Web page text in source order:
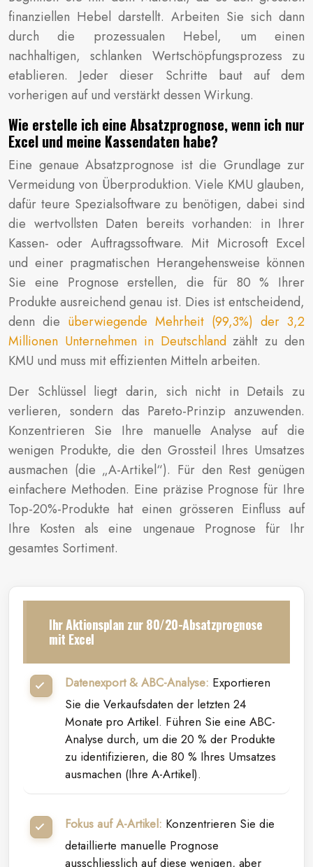
finanziellen Hebel darstellt. Arbeiten Sie sich dann
durch die prozessualen Hebel, um einen
nachhaltigen, schlanken Wertschöpfungsprozess zu
etablieren. Jeder dieser Schritte baut auf dem
vorherigen auf und verstärkt dessen Wirkung.
Wie erstelle ich eine Absatzprognose, wenn ich nur
Excel und meine Kassendaten habe?
Eine genaue Absatzprognose ist die Grundlage zur
Vermeidung von Überproduktion. Viele KMU glauben,
dafür teure Spezialsoftware zu benötigen, dabei sind
die wertvollsten Daten bereits vorhanden: in Ihrer
Kassen- oder Auftragssoftware. Mit Microsoft Excel
und einer pragmatischen Herangehensweise können
Sie eine Prognose erstellen, die für 80 % Ihrer
Produkte ausreichend genau ist. Dies ist entscheidend,
denn die überwiegende Mehrheit (99,3%) der 3,2
Millionen Unternehmen in Deutschlandzählt zu den
KMU und muss mit effizienten Mitteln arbeiten.
Der Schlüssel liegt darin, sich nicht in Details zu
verlieren, sondern das Pareto-Prinzip anzuwenden.
Konzentrieren Sie Ihre manuelle Analyse auf die
wenigen Produkte, die den Grossteil Ihres Umsatzes
ausmachen (die „A-Artikel“). Für den Rest genügen
einfachere Methoden. Eine präzise Prognose für Ihre
Top-20%-Produkte hat einen grösseren Einfluss auf
Ihre Kosten als eine ungenaue Prognose für Ihr
gesamtes Sortiment.
Ihr Aktionsplan zur 80/20-Absatzprognose
mit Excel
Datenexport & ABC-Analyse: Exportieren
Sie die Verkaufsdaten der letzten 24
Monate pro Artikel. Führen Sie eine ABC-
Analyse durch, um die 20 % der Produkte
zu identifizieren, die 80 % Ihres Umsatzes
ausmachen (Ihre A-Artikel).
Fokus auf A-Artikel: Konzentrieren Sie die
detaillierte manuelle Prognose
ausschliesslich auf diese wenigen, aber